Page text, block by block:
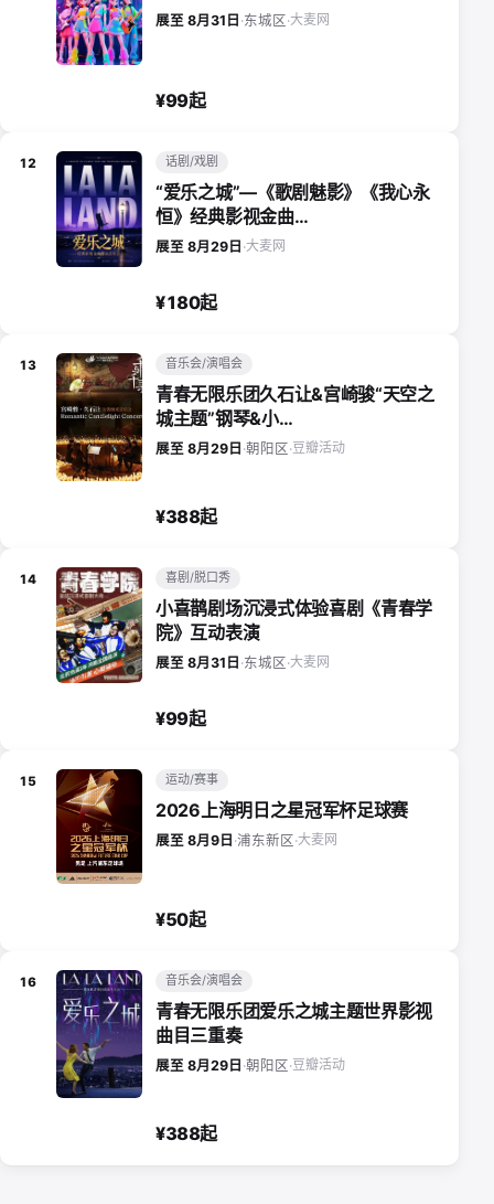
展至 8月31日 ·东城区·大麦网
¥99起
12 话剧/戏剧
“爱乐之城”—《歌剧魅影》《我心永
恒》经典影视金曲…
展至 8月29日 ·大麦网
¥180起
13 音乐会/演唱会
青春无限乐团久石让&宫崎骏“天空之
城主题”钢琴&小…
展至 8月29日 ·朝阳区·豆瓣活动
¥388起
14 喜剧/脱口秀
小喜鹊剧场沉浸式体验喜剧《青春学
院》互动表演
展至 8月31日 ·东城区·大麦网
¥99起
15 运动/赛事
2026上海明日之星冠军杯足球赛
展至 8月9日 ·浦东新区·大麦网
¥50起
16 音乐会/演唱会
青春无限乐团爱乐之城主题世界影视
曲目三重奏
展至 8月29日 ·朝阳区·豆瓣活动
¥388起